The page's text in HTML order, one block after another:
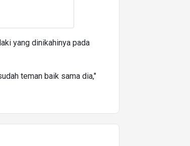
yang dinikahinya pada
teman baik sama dia,"